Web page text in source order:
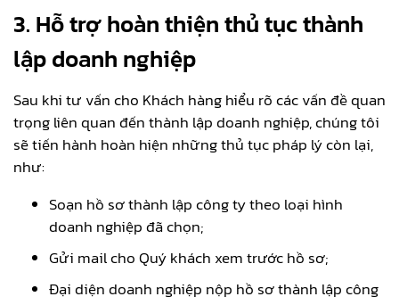
3. Hỗ trợ hoàn thiện thủ tục thành
lập doanh nghiệp
Sau khi tư vấn cho Khách hàng hiểu rõ các vấn đề quan
trọng liên quan đến thành lập doanh nghiệp, chúng tôi
sẽ tiến hành hoàn hiện những thủ tục pháp lý còn lại,
như:
Soạn hồ sơ thành lập công ty theo loại hình
doanh nghiệp đã chọn;
Gửi mail cho Quý khách xem trước hồ sơ;
Đại diện doanh nghiệp nộp hồ sơ thành lập công